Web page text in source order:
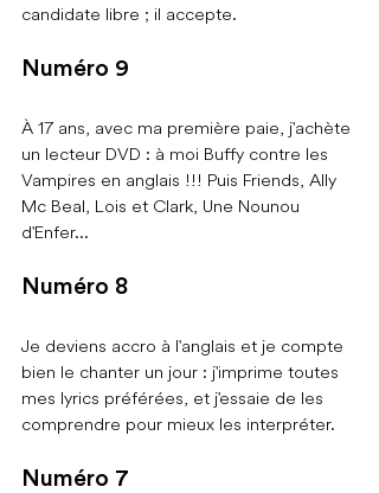
candidate libre ; il accepte.
Numéro 9
À 17 ans, avec ma première paie, j'achète
un lecteur DVD : à moi Buffy contre les
Vampires en anglais !!! Puis Friends, Ally
Mc Beal, Lois et Clark, Une Nounou
d'Enfer...
Numéro 8
Je deviens accro à l'anglais et je compte
bien le chanter un jour : j'imprime toutes
mes lyrics préférées, et j'essaie de les
comprendre pour mieux les interpréter.
Numéro 7